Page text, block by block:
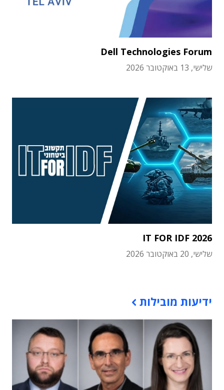
Dell Technologies Forum
שלישי, 13 באוקטובר 2026
IT FOR IDF 2026
שלישי, 20 באוקטובר 2026
ידיעות מובילות